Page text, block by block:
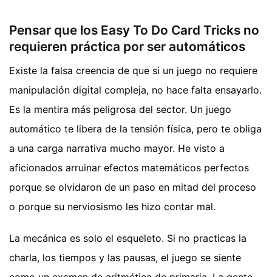
Pensar que los Easy To Do Card Tricks no
requieren práctica por ser automáticos
Existe la falsa creencia de que si un juego no requiere
manipulación digital compleja, no hace falta ensayarlo.
Es la mentira más peligrosa del sector. Un juego
automático te libera de la tensión física, pero te obliga
a una carga narrativa mucho mayor. He visto a
aficionados arruinar efectos matemáticos perfectos
porque se olvidaron de un paso en mitad del proceso
o porque su nerviosismo les hizo contar mal.
La mecánica es solo el esqueleto. Si no practicas la
charla, los tiempos y las pausas, el juego se siente